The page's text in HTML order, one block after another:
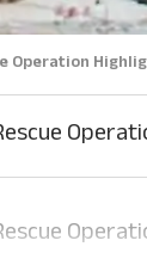
Operation